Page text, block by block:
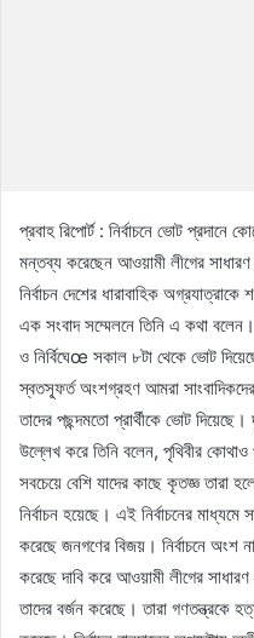
প্রবাহ রিপোর্ট : নির্বাচনে ভোট
মন্তব্য করেছেন আওয়ামী লীগের
নির্বাচন দেশের ধারাবাহিক
এক সংবাদ সম্মেলনে তিনি এ কথা বলেন।
ও নির্বিঘেœ সকাল ৮টা থেকে ভোট
স্বতস্ফূর্ত অংশগ্রহণ আমরা
তাদের পছন্দমতো প্রার্থীকে ভোট
উল্লেখ করে তিনি বলেন, পৃথিবীর
সবচেয়ে বেশি যাদের কাছে কৃতজ্ঞ তারা
নির্বাচন হয়েছে। এই নির্বাচনের মাধ্যমে
করেছে জনগণের বিজয়। নির্বাচনে অংশ
করেছে দাবি করে আওয়ামী লীগের
তাদের বর্জন করেছে। তারা গণতন্ত্রকে